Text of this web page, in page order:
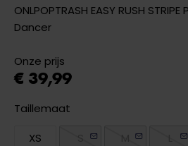
ONLPOPTRASH EASY RUSH
Dancer
Onze prijs
€ 39,99
Taillemaat
XS